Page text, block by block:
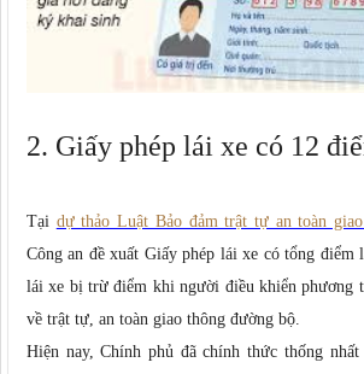
2. Giấy phép lái xe có 12
Tại dự thảo Luật Bảo đảm trật tự an toàn
Công an đề xuất Giấy phép lái xe có tổng điểm
lái xe bị trừ điểm khi người điều khiển phương
về trật tự, an toàn giao thông đường bộ.
Hiện nay, Chính phủ đã chính thức thống